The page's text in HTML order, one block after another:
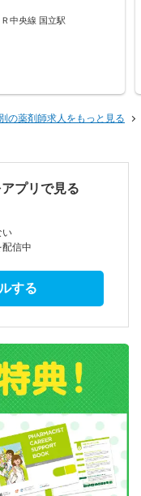
Ｒ中央線 国立駅
の薬剤師求人をもっと見る
プリで見る
い
信中
する